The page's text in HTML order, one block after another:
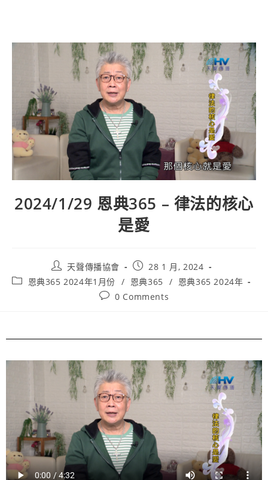
2024/1/29 恩典365 – 律法的核心
是愛
天聲傳播協會
28 1 月, 2024
恩典365 2024年1月份 / 恩典365 /
恩典365 2024年
0 Comments